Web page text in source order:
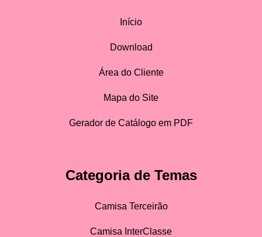
Início
Download
Área do Cliente
Mapa do Site
Gerador de Catálogo em PDF
Categoria de Temas
Camisa Terceirão
Camisa InterClasse